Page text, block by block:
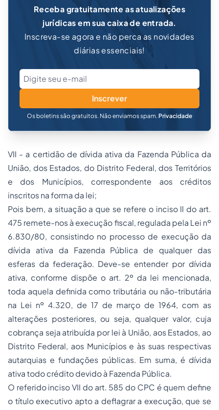
Receba gratuitamente as atualizações
jurídicas em sua caixa de entrada.
Inscreva-se agora e não perca as novidades
diárias essenciais!
Inscrever
Os boletins são gratuitos. Não enviamos spam. Privacidade
VII - a certidão de dívida ativa da Fazenda Pública da
União, dos Estados, do Distrito Federal, dos Territórios
e dos Municípios, correspondente aos créditos
inscritos na forma da lei;
Pois bem, a situação a que se refere o inciso II do art.
475 remete-nos à execução fiscal, regulada pela Lei nº
6.830/80, consistindo no processo de execução da
dívida ativa da Fazenda Pública de qualquer das
esferas da federação. Deve-se entender por dívida
ativa, conforme dispõe o art. 2º da lei mencionada,
toda aquela definida como tributária ou não-tributária
na Lei nº 4.320, de 17 de março de 1964, com as
alterações posteriores, ou seja, qualquer valor, cuja
cobrança seja atribuída por lei à União, aos Estados, ao
Distrito Federal, aos Municípios e às suas respectivas
autarquias e fundações públicas. Em suma, é dívida
ativa todo crédito devido à Fazenda Pública.
O referido inciso VII do art. 585 do CPC é quem define
o título executivo apto a deflagrar a execução, que se